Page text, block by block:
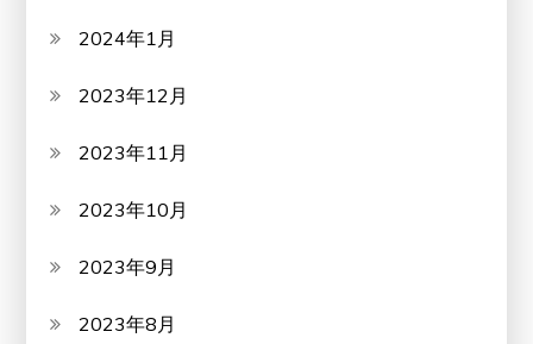
2024年1月
2023年12月
2023年11月
2023年10月
2023年9月
2023年8月